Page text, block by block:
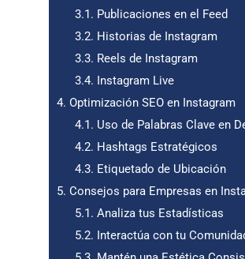
3.1. Publicaciones en el Feed
3.2. Historias de Instagram
3.3. Reels de Instagram
3.4. Instagram Live
4. Optimización SEO en Instagram
4.1. Uso de Palabras Clave en
4.2. Hashtags Estratégicos
4.3. Etiquetado de Ubicación
5. Consejos para Empresas en
5.1. Analiza tus Estadísticas
5.2. Interactúa con tu